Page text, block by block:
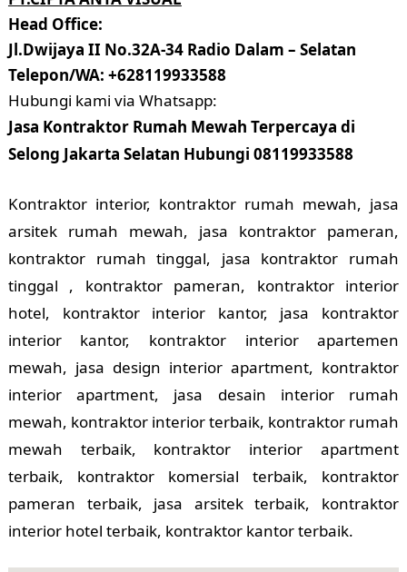
Head Office:
Jl.Dwijaya II No.32A-34 Radio Dalam – Selatan
Telepon/WA: +628119933588
Hubungi kami via Whatsapp:
Jasa Kontraktor Rumah Mewah Terpercaya di
Selong Jakarta Selatan Hubungi 08119933588
Kontraktor interior, kontraktor rumah mewah, jasa
arsitek rumah mewah, jasa kontraktor pameran,
kontraktor rumah tinggal, jasa kontraktor rumah
tinggal , kontraktor pameran, kontraktor interior
hotel, kontraktor interior kantor, jasa kontraktor
interior kantor, kontraktor interior apartemen
mewah, jasa design interior apartment, kontraktor
interior apartment, jasa desain interior rumah
mewah, kontraktor interior terbaik, kontraktor rumah
mewah terbaik, kontraktor interior apartment
terbaik, kontraktor komersial terbaik, kontraktor
pameran terbaik, jasa arsitek terbaik, kontraktor
interior hotel terbaik, kontraktor kantor terbaik.